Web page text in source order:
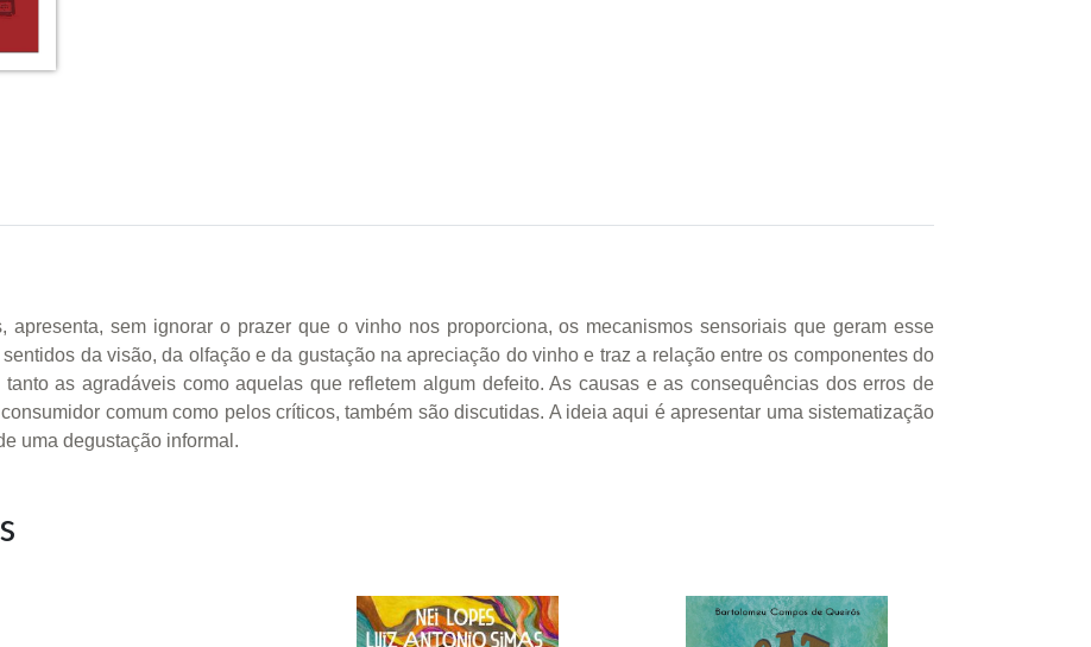
apresenta, sem ignorar o prazer que o vinho nos proporciona, os mecanismos sensoriais que geram esse
da visão, da olfação e da gustação na apreciação do vinho e traz a relação entre os componentes do
as agradáveis como aquelas que refletem algum defeito. As causas e as consequências dos erros de
comum como pelos críticos, também são discutidas. A ideia aqui é apresentar uma sistematização
uma degustação informal.